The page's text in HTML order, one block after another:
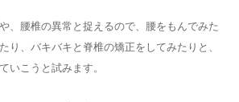
、腰椎の異常と捉えるので、腰をもんでみた
り、バキバキと脊椎の矯正をしてみたりと、
いこうと試みます。